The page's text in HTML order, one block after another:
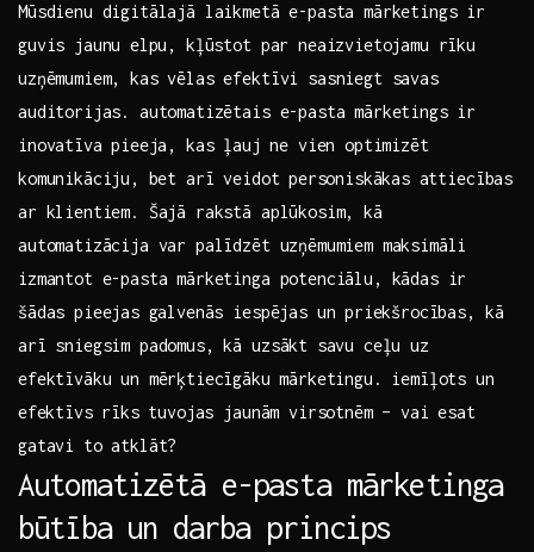
Mūsdienu digitālajā laikmetā e-pasta mārketings ir
guvis jaunu⁤ elpu, kļūstot​ par neaizvietojamu rīku
uzņēmumiem, kas vēlas efektīvi sasniegt savas
auditorijas. automatizētais e-pasta ‍mārketings ⁤ir
inovatīva ⁢pieeja, kas ⁢ļauj ne vien ‌optimizēt⁤
komunikāciju,⁤ bet arī veidot⁣ personiskākas⁣ attiecības
ar klientiem.‍ Šajā rakstā aplūkosim, ‍kā
automatizācija var palīdzēt uzņēmumiem maksimāli
izmantot ‍e-pasta​ mārketinga potenciālu, ​kādas ir
šādas pieejas ⁤galvenās iespējas ‍un ⁤priekšrocības, kā
arī sniegsim padomus, kā uzsākt ⁣savu ceļu ⁤uz
efektīvāku un mērķtiecīgāku ⁢mārketingu. iemīļots un
⁣efektīvs ⁤rīks ​tuvojas jaunām virsotnēm – vai​ esat
gatavi to atklāt?
Automatizētā e-pasta ‌mārketinga‍
būtība ⁣un ⁣darba ​princips